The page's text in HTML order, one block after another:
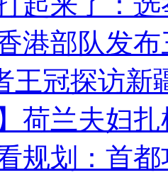
港部队发
王冠探访新
荷兰夫妇
规划：首